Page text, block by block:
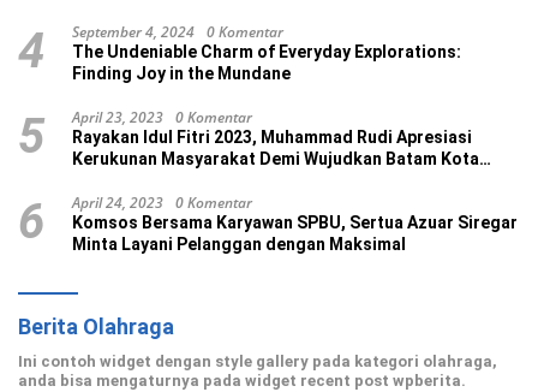
4 September 4, 2024 0 Komentar
The Undeniable Charm of Everyday Explorations:
Finding Joy in the Mundane
5 April 23, 2023 0 Komentar
Rayakan Idul Fitri 2023, Muhammad Rudi Apresiasi
Kerukunan Masyarakat Demi Wujudkan Batam Kota
6 April 24, 2023 0 Komentar
Komsos Bersama Karyawan SPBU, Sertua Azuar Siregar
Minta Layani Pelanggan dengan Maksimal
Berita Olahraga
Ini contoh widget dengan style gallery pada kategori olahraga,
anda bisa mengaturnya pada widget recent post wpberita.